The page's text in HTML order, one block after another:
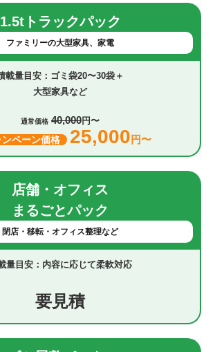
1.5tトラックパック
ファミリーの大型家具、家電
ゴミ袋20〜30袋＋
大型家具など
通常価格 40,000円〜
ンペーン価格 25,000 円〜
店舗・オフィス
まるごとパック
閉店・移転・オフィス整理など
内容に応じて柔軟対応
要見積